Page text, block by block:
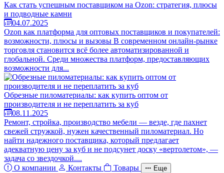
Как стать успешным поставщиком на Ozon: стратегия, плюсы
и подводные камни
04.07.2025
Ozon как платформа для оптовых поставщиков и покупателей:
возможности, плюсы и вызовы В современном онлайн-рынке
торговля становится всё более автоматизированной и
глобальной. Среди множества платформ, предоставляющих
возможности для...
Обрезные пиломатериалы: как купить оптом от
производителя и не переплатить за куб
08.11.2025
Ремонт, стройка, производство мебели — везде, где пахнет
свежей стружкой, нужен качественный пиломатериал. Но
найти надежного поставщика, который предлагает
адекватную цену за куб и не подсунет доску «вертолетом», —
задача со звездочкой....
О компании
Контакты Товары Еще